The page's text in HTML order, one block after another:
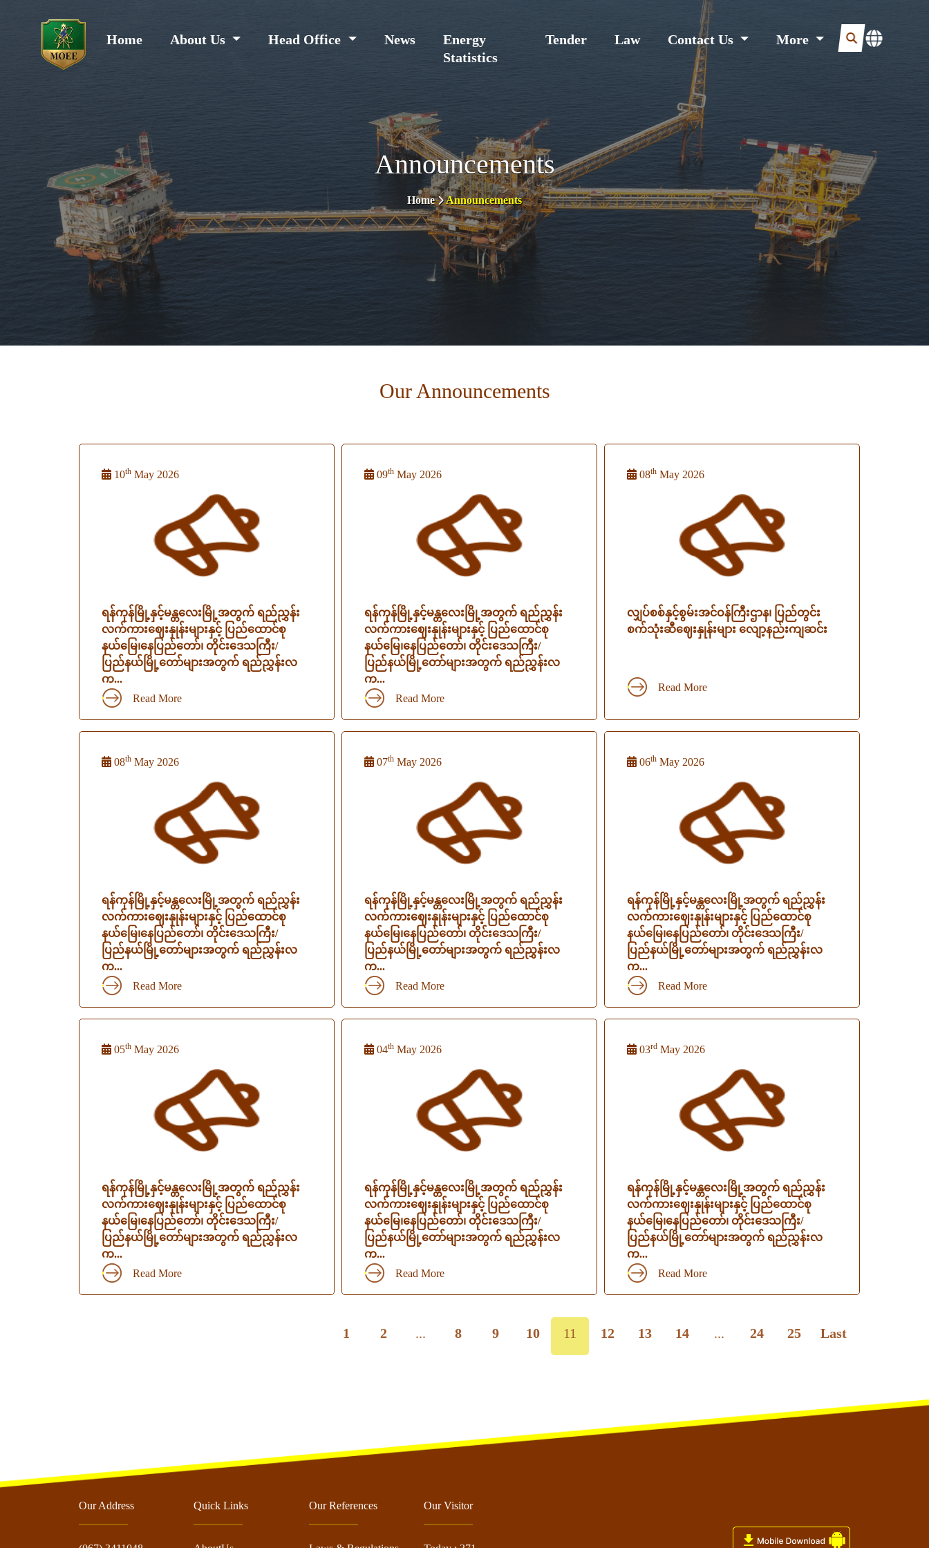
Home About Us Head Office News
Energy
Statistics
Tender Law Contact Us More
Announcements
Home Announcements
Our Announcements
10th May 2026
ရန်ကုန်မြို့နှင့်မန္တလေးမြို့အတွက် ရည်ညွှန်း
လက်ကားဈေးနှုန်းများနှင့် ပြည်ထောင်စု
နယ်မြေ၊နေပြည်တော်၊ တိုင်းဒေသကြီး/
ပြည်နယ်မြို့တော်များအတွက် ရည်ညွှန်းလ
က...
Read More
09th May 2026
ရန်ကုန်မြို့နှင့်မန္တလေးမြို့အတွက် ရည်ညွှန်း
လက်ကားဈေးနှုန်းများနှင့် ပြည်ထောင်စု
နယ်မြေ၊နေပြည်တော်၊ တိုင်းဒေသကြီး/
ပြည်နယ်မြို့တော်များအတွက် ရည်ညွှန်းလ
က...
Read More
08th May 2026
လျှပ်စစ်နှင့်စွမ်းအင်ဝန်ကြီးဌာန၊ ပြည်တွင်း
စက်သုံးဆီဈေးနှုန်းများ လျော့နည်းကျဆင်း
Read More
08th May 2026
ရန်ကုန်မြို့နှင့်မန္တလေးမြို့အတွက် ရည်ညွှန်း
လက်ကားဈေးနှုန်းများနှင့် ပြည်ထောင်စု
နယ်မြေ၊နေပြည်တော်၊ တိုင်းဒေသကြီး/
ပြည်နယ်မြို့တော်များအတွက် ရည်ညွှန်းလ
က...
Read More
07th May 2026
ရန်ကုန်မြို့နှင့်မန္တလေးမြို့အတွက် ရည်ညွှန်း
လက်ကားဈေးနှုန်းများနှင့် ပြည်ထောင်စု
နယ်မြေ၊နေပြည်တော်၊ တိုင်းဒေသကြီး/
ပြည်နယ်မြို့တော်များအတွက် ရည်ညွှန်းလ
က...
Read More
06th May 2026
ရန်ကုန်မြို့နှင့်မန္တလေးမြို့အတွက် ရည်ညွှန်း
လက်ကားဈေးနှုန်းများနှင့် ပြည်ထောင်စု
နယ်မြေ၊နေပြည်တော်၊ တိုင်းဒေသကြီး/
ပြည်နယ်မြို့တော်များအတွက် ရည်ညွှန်းလ
က...
Read More
05th May 2026
ရန်ကုန်မြို့နှင့်မန္တလေးမြို့အတွက် ရည်ညွှန်း
လက်ကားဈေးနှုန်းများနှင့် ပြည်ထောင်စု
နယ်မြေ၊နေပြည်တော်၊ တိုင်းဒေသကြီး/
ပြည်နယ်မြို့တော်များအတွက် ရည်ညွှန်းလ
က...
Read More
04th May 2026
ရန်ကုန်မြို့နှင့်မန္တလေးမြို့အတွက် ရည်ညွှန်း
လက်ကားဈေးနှုန်းများနှင့် ပြည်ထောင်စု
နယ်မြေ၊နေပြည်တော်၊ တိုင်းဒေသကြီး/
ပြည်နယ်မြို့တော်များအတွက် ရည်ညွှန်းလ
က...
Read More
03rd May 2026
ရန်ကုန်မြို့နှင့်မန္တလေးမြို့အတွက် ရည်ညွှန်း
လက်ကားဈေးနှုန်းများနှင့် ပြည်ထောင်စု
နယ်မြေ၊နေပြည်တော်၊ တိုင်းဒေသကြီး/
ပြည်နယ်မြို့တော်များအတွက် ရည်ညွှန်းလ
က...
Read More
1 2 ... 8 9 10 11 12 13 14 ... 24 25 Last
Our Address Quick Links Our References Our Visitor